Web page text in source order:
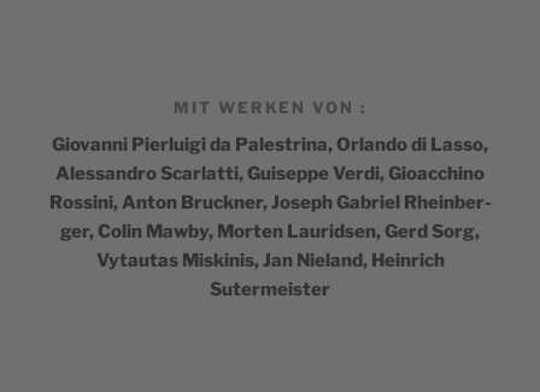
MIT WERKEN VON :
Gio­van­ni Pier­lui­gi da Pales­tri­na, Orlan­do di Las­so,
Ales­san­dro Scar­lat­ti, Gui­seppe Ver­di, Gioac­chi­no
Ros­si­ni, Anton Bru­ck­ner, Joseph Gabriel Rhein­ber­
ger, Colin Maw­by, Mor­ten Lau­rid­sen, Gerd Sorg,
Vytau­tas Mis­ki­nis, Jan Nie­land, Hein­rich
Sutermeister